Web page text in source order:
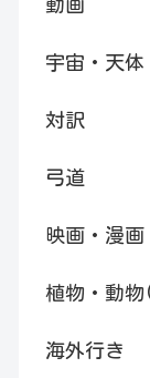
宇宙・天体
対訳
弓道
映画・漫画
植物・動
海外行き